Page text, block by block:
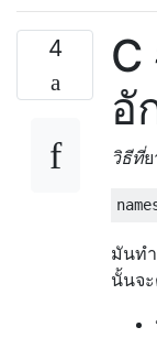
4 C
อั
วิธีที่
มันท
นั้นจ